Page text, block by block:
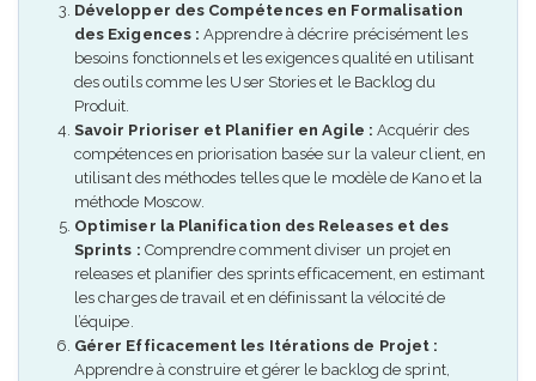
Développer des Compétences en Formalisation
des Exigences : Apprendre à décrire précisément les
besoins fonctionnels et les exigences qualité en utilisant
des outils comme les User Stories et le Backlog du
Produit.
Savoir Prioriser et Planifier en Agile : Acquérir des
compétences en priorisation basée sur la valeur client, en
utilisant des méthodes telles que le modèle de Kano et la
méthode Moscow.
Optimiser la Planification des Releases et des
Sprints : Comprendre comment diviser un projet en
releases et planifier des sprints efficacement, en estimant
les charges de travail et en définissant la vélocité de
l’équipe.
Gérer Efficacement les Itérations de Projet :
Apprendre à construire et gérer le backlog de sprint,